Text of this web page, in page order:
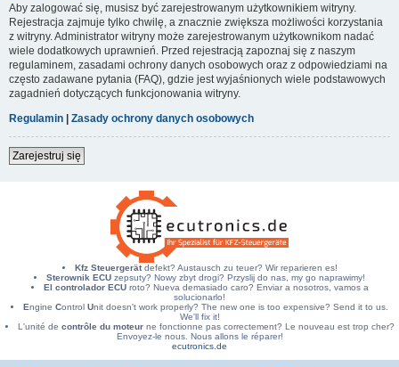
Aby zalogować się, musisz być zarejestrowanym użytkownikiem witryny.
Rejestracja zajmuje tylko chwilę, a znacznie zwiększa możliwości korzystania
z witryny. Administrator witryny może zarejestrowanym użytkownikom nadać
wiele dodatkowych uprawnień. Przed rejestracją zapoznaj się z naszym
regulaminem, zasadami ochrony danych osobowych oraz z odpowiedziami na
często zadawane pytania (FAQ), gdzie jest wyjaśnionych wiele podstawowych
zagadnień dotyczących funkcjonowania witryny.
Regulamin | Zasady ochrony danych osobowych
Zarejestruj się
Kfz Steuergerätdefekt? Austausch zu teuer? Wir reparieren es!
Sterownik ECU zepsuty? Nowy zbyt drogi? Przyslij do nas, my go naprawimy!
El controlador ECUroto? Nueva demasiado caro? Enviar a nosotros, vamos a
solucionarlo!
Engine Control Unit doesn't work properly? The new one is too expensive? Send it to us.
We'll fix it!
L'unité de contrôle du moteurne fonctionne pas correctement? Le nouveau est trop cher?
Envoyez-le nous. Nous allons le réparer!
ecutronics.de